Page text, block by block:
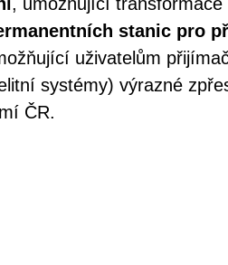
stanic pro
uživatelům
systémy) výrazné
ČR.